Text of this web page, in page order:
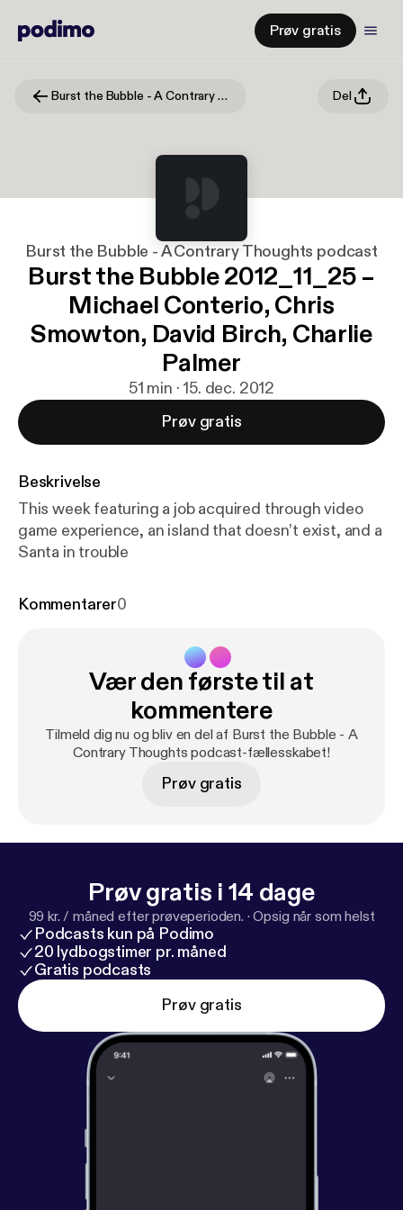
Prøv gratis
Burst the Bubble - A Contrary Thoughts podcast Del
Burst the Bubble - A Contrary Thoughts podcast
Burst the Bubble 2012_11_25 –
Michael Conterio, Chris
Smowton, David Birch, Charlie
Palmer
51 min · 15. dec. 2012
Prøv gratis
Beskrivelse
This week featuring a job acquired through video
game experience, an island that doesn’t exist, and a
Santa in trouble
Kommentarer0
Vær den første til at
kommentere
Tilmeld dig nu og bliv en del af Burst the Bubble - A
Contrary Thoughts podcast-fællesskabet!
Prøv gratis
Prøv gratis i 14 dage
99 kr. / måned efter prøveperioden. ·Opsig når som helst
Podcasts kun på Podimo
20 lydbogstimer pr. måned
Gratis podcasts
Prøv gratis